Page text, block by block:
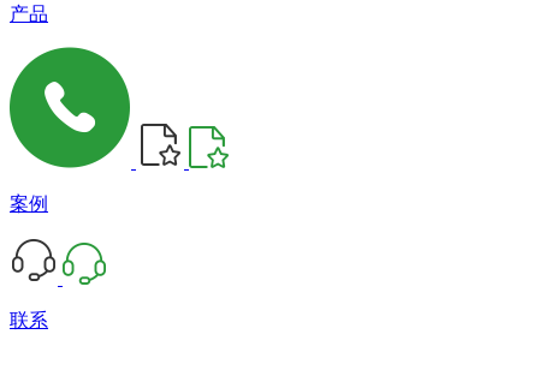
产品
案例
联系